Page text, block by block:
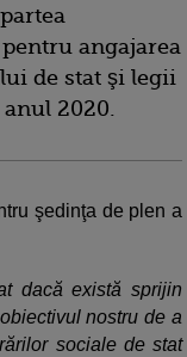
angajarea
de stat şi legii
2020.
şedinţa de plen a
dacă există sprijin
nostru de a
sociale de stat